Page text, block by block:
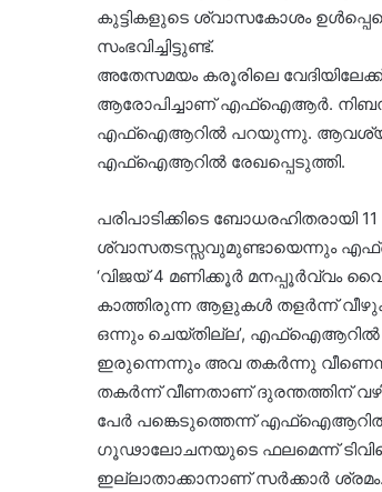
കുട്ടികളുടെ ശ്വാസകോശം
സംഭവിച്ചിട്ടുണ്ട്.
അതേസമയം കരൂരിലെ
ആരോപിച്ചാണ് എഫ്ഐആർ.
എഫ്ഐആറില്‍ പറയുന്നു.
എഫ്ഐആറില്‍ രേഖപ്പെടുത്തി.
പരിപാടിക്കിടെ
ശ്വാസതടസ്സവുമുണ്ടായെന്നും
‘വിജയ് 4 മണിക്കൂര്‍ മനപ്പൂര്‍വ്വം
കാത്തിരുന്ന ആളുകള്‍ തളര്‍ന്ന്
ഒന്നും ചെയ്തില്ല’, എഫ്‌ഐആറില്‍
ഇരുന്നെന്നും അവ തകര്‍ന്നു
തകര്‍ന്ന് വീണതാണ് ദുരന്തത്തിന്
പേര്‍ പങ്കെടുത്തെന്ന് എഫ്‌ഐആറില്‍
ഗൂഢാലോചനയുടെ ഫലമെന്ന്
ഇല്ലാതാക്കാനാണ് സര്‍ക്കാര്‍